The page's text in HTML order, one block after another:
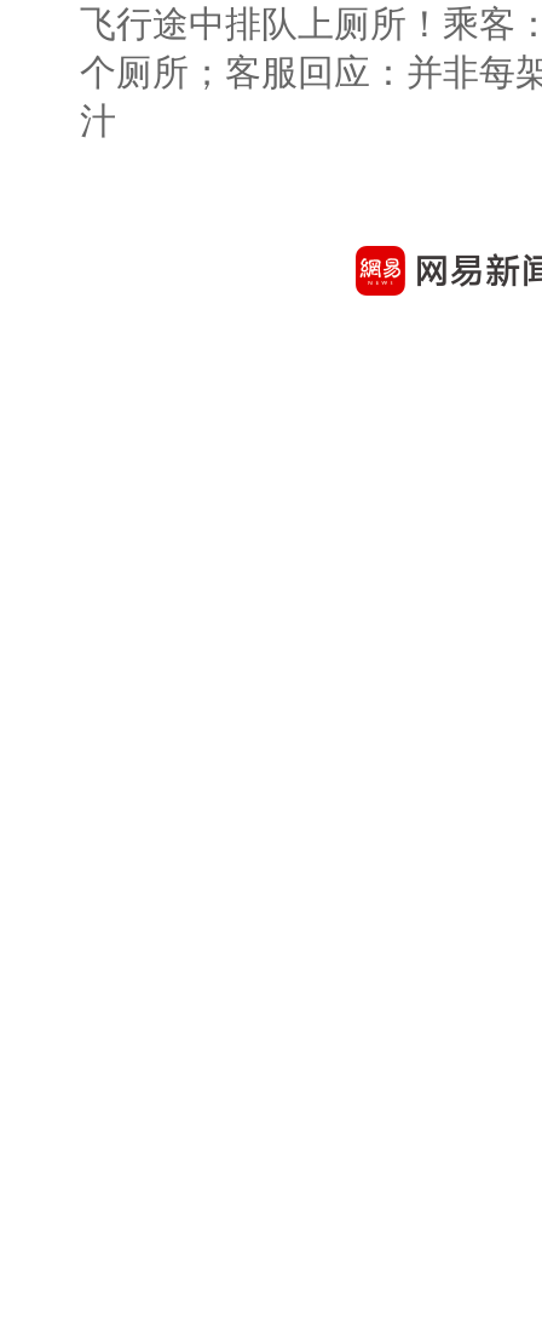
飞行途中排队上厕所！乘客
个厕所；客服回应：并非每
汁